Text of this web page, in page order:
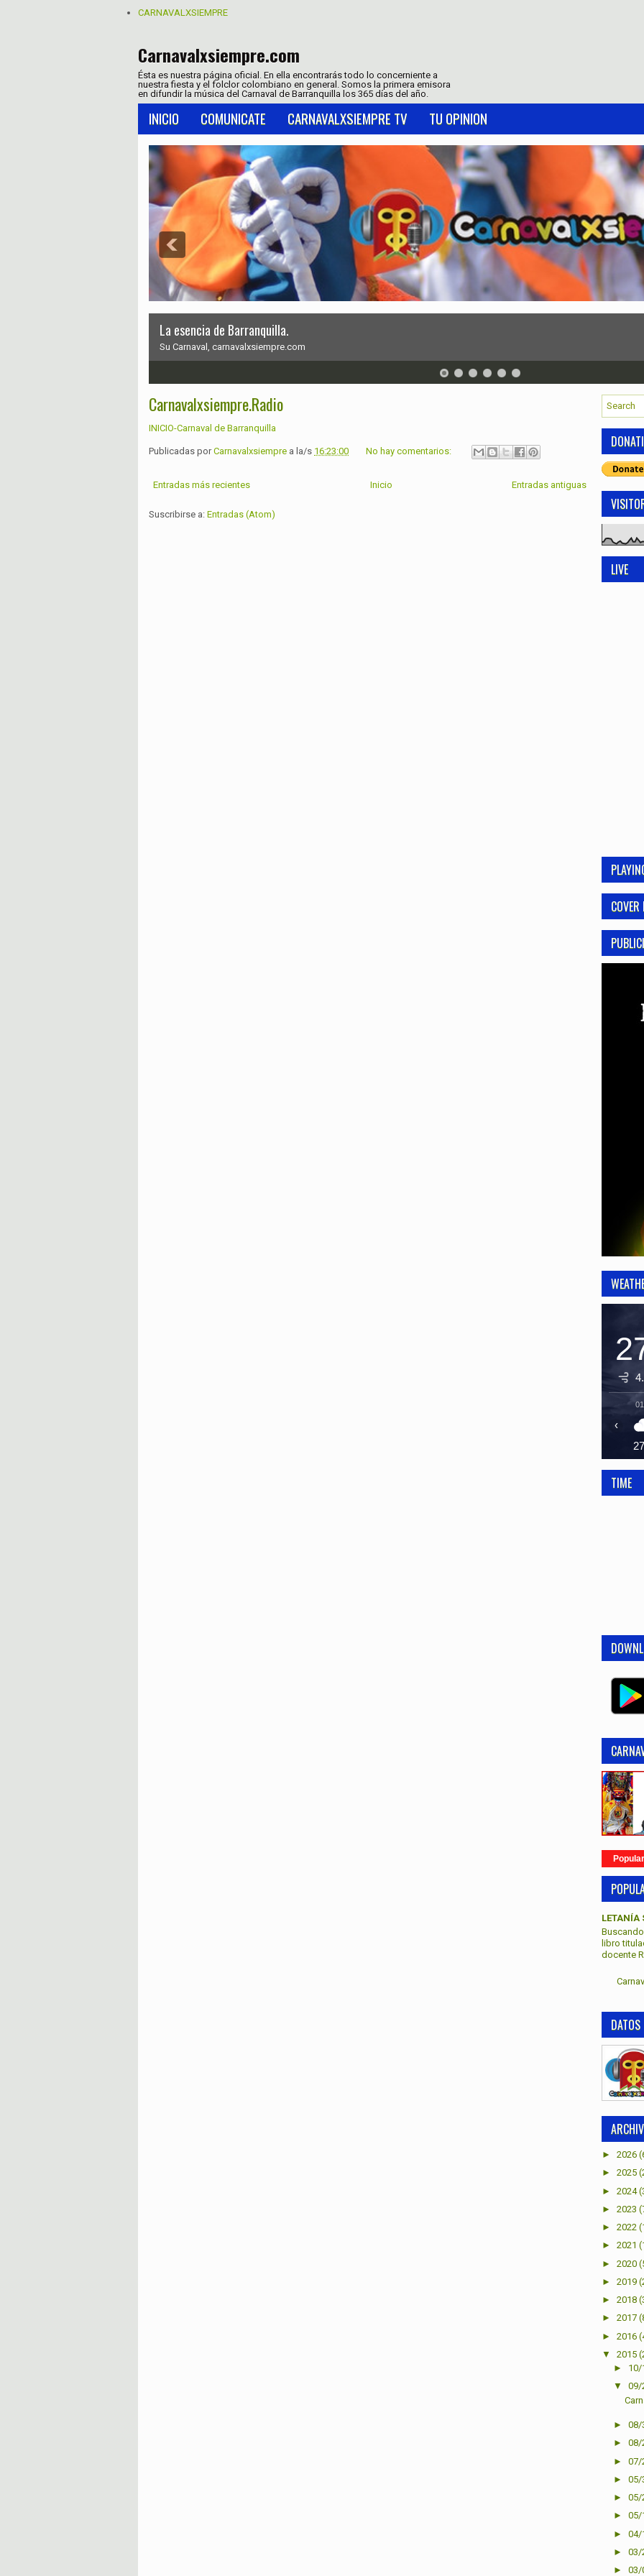
CARNAVALXSIEMPRE
Carnavalxsiempre.com
Ésta es nuestra página oficial. En ella encontrarás todo lo concerniente a
nuestra fiesta y el folclor colombiano en general. Somos la primera emisora
en difundir la música del Carnaval de Barranquilla los 365 días del año.
INICIO COMUNICATE CARNAVALXSIEMPRE TV TU OPINION
La esencia de Barranquilla.
Su Carnaval, carnavalxsiempre.com
Carnavalxsiempre.Radio
INICIO-Carnaval de Barranquilla
Publicadas porCarnavalxsiempre a la/s 16:23:00 No hay comentarios:
Entradas más recientes Entradas antiguas
Inicio
Suscribirse a: Entradas (Atom)
LIVE
‹
TIME
Popular
LETANÍA
libro
docente
DATOS
► 2026
► 2025
► 2024
► 2023
► 2022
► 2021
► 2020
► 2019
► 2018
► 2017
► 2016
▼ 2015
► 10/
▼ 09/
► 08/
► 08/
► 07/
► 05/
► 05/
► 05/
► 04/
► 03/
► 03/